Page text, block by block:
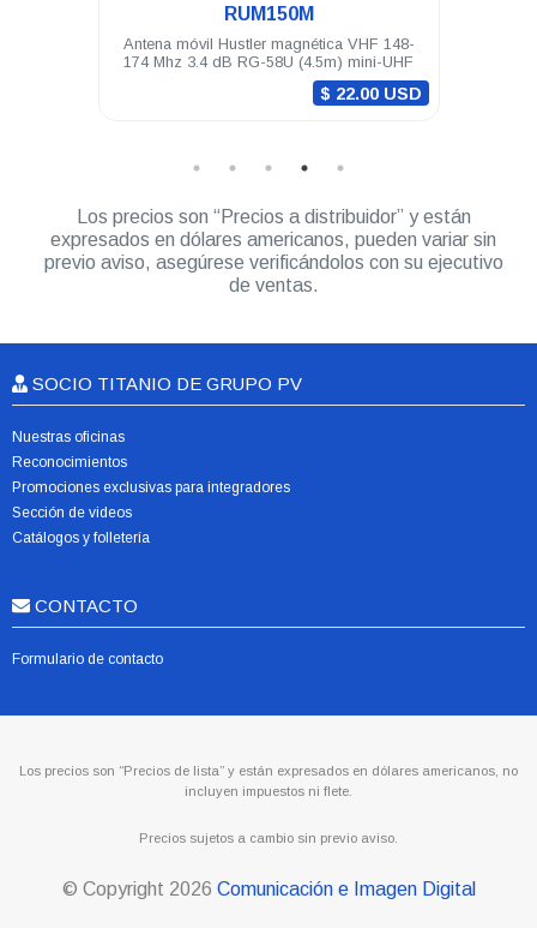
RUM150M
Antena móvil Hustler magnética VHF 148-
174 Mhz 3.4 dB RG-58U (4.5m) mini-UHF
$ 22.00 USD
Los precios son “Precios a distribuidor” y están
expresados en dólares americanos, pueden variar sin
previo aviso, asegúrese verificándolos con su ejecutivo
de ventas.
SOCIO TITANIO DE GRUPO PV
Nuestras oficinas
Reconocimientos
Promociones exclusivas para integradores
Sección de videos
Catálogos y folletería
CONTACTO
Formulario de contacto
Los precios son “Precios de lista” y están expresados en dólares americanos, no
incluyen impuestos ni flete.
Precios sujetos a cambio sin previo aviso.
© Copyright 2026 Comunicación e Imagen Digital